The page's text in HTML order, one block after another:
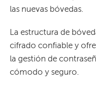
las nuevas bóvedas.
La estructura de
cifrado confiable y
la gestión de
cómodo y seguro.